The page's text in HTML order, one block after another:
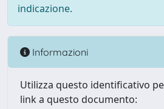
indicazione.
Informazioni
Utilizza questo identificativo
link a questo documento: